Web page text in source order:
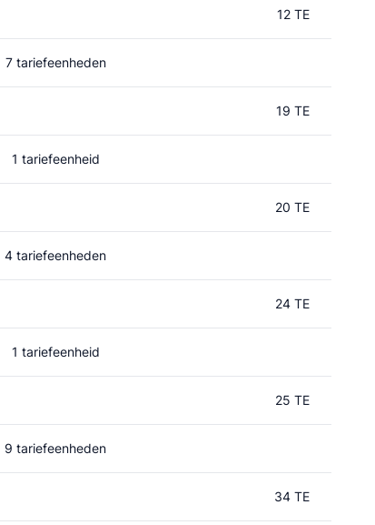
12 TE
7 tariefeenheden
19 TE
1 tariefeenheid
20 TE
4 tariefeenheden
24 TE
1 tariefeenheid
25 TE
9 tariefeenheden
34 TE